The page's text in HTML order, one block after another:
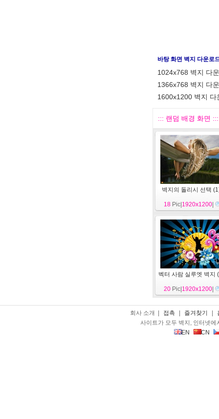
바탕 화면 벽지 다운로
1024x768 벽지 다
1366x768 벽지 다
1600x1200 벽지 다
::: 랜덤 배경 화면 :::
벽지의 돌리시 선택
18 Pic| 1920x1200
벡터 사람 실루엣 벽지
20 Pic| 1920x1200
회사 소개 | 접촉 즐겨찾기
사이트가 모두 벽지, 인터넷
EN
CN